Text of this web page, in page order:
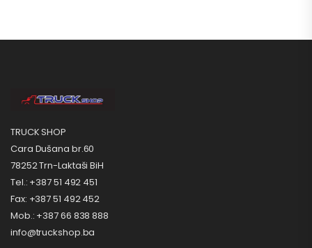
TRUCK SHOP
Cara Dušana br.60
78252 Trn-Laktaši BiH
Tel.: +387 51 492 451
Fax: +387 51 492 452
Mob.: +387 66 838 888
info@truckshop.ba